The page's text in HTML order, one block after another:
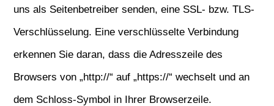
uns als Seitenbetreiber senden, eine SSL- bzw. TLS-
Verschlüsselung. Eine verschlüsselte Verbindung
erkennen Sie daran, dass die Adresszeile des
Browsers von „http://“ auf „https://“ wechselt und an
dem Schloss-Symbol in Ihrer Browserzeile.